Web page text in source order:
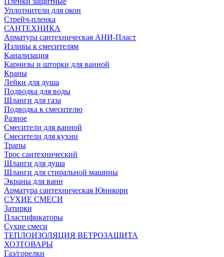
Уплотнители для окон
Стрейч-пленка
САНТЕХНИКА
Арматура сантехническая АНИ-Пласт
Изливы к смесителям
Канализация
Карнизы и шторки для ванной
Краны
Лейки для душа
Подводка для воды
Шланги для газа
Подводка к смесителю
Разное
Смесители для ванной
Смесители для кухни
Трапы
Трос сантехнический
Шланги для душа
Шланги для стиральной машины
Экраны для ванн
Арматура сантехническая Юникорн
СУХИЕ СМЕСИ
Затирки
Пластификаторы
Сухие смеси
ТЕПЛОИЗОЛЯЦИЯ ВЕТРОЗАЩИТА
ХОЗТОВАРЫ
Газ/горелки